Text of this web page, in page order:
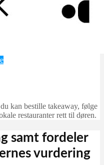
kan bestille takeaway, følge
restauranter rett til døren.
samt fordeler
vurdering